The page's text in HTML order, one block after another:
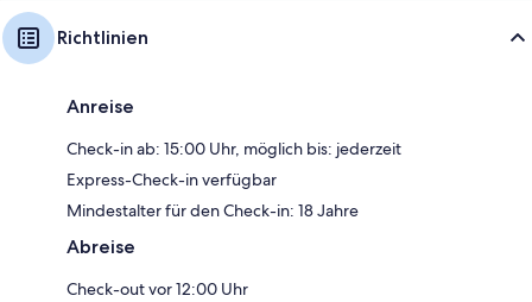
Richtlinien
Anreise
Check-in ab: 15:00 Uhr, möglich bis: jederzeit
Express-Check-in verfügbar
Mindestalter für den Check-in: 18 Jahre
Abreise
Check-out vor 12:00 Uhr